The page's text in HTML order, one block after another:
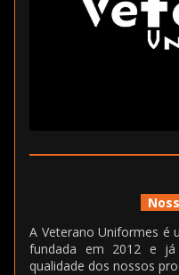
A Veterano Uniformes é
fundada em 2012 e já
qualidade dos nossos